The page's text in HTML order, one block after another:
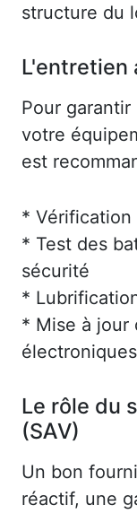
structure du
L'entretien
Pour
votre
est
* Vérification
* Test des
sécurité
*
* Mise à jour
électroniques
Le rôle du
(SAV)
Un bon
réactif, une